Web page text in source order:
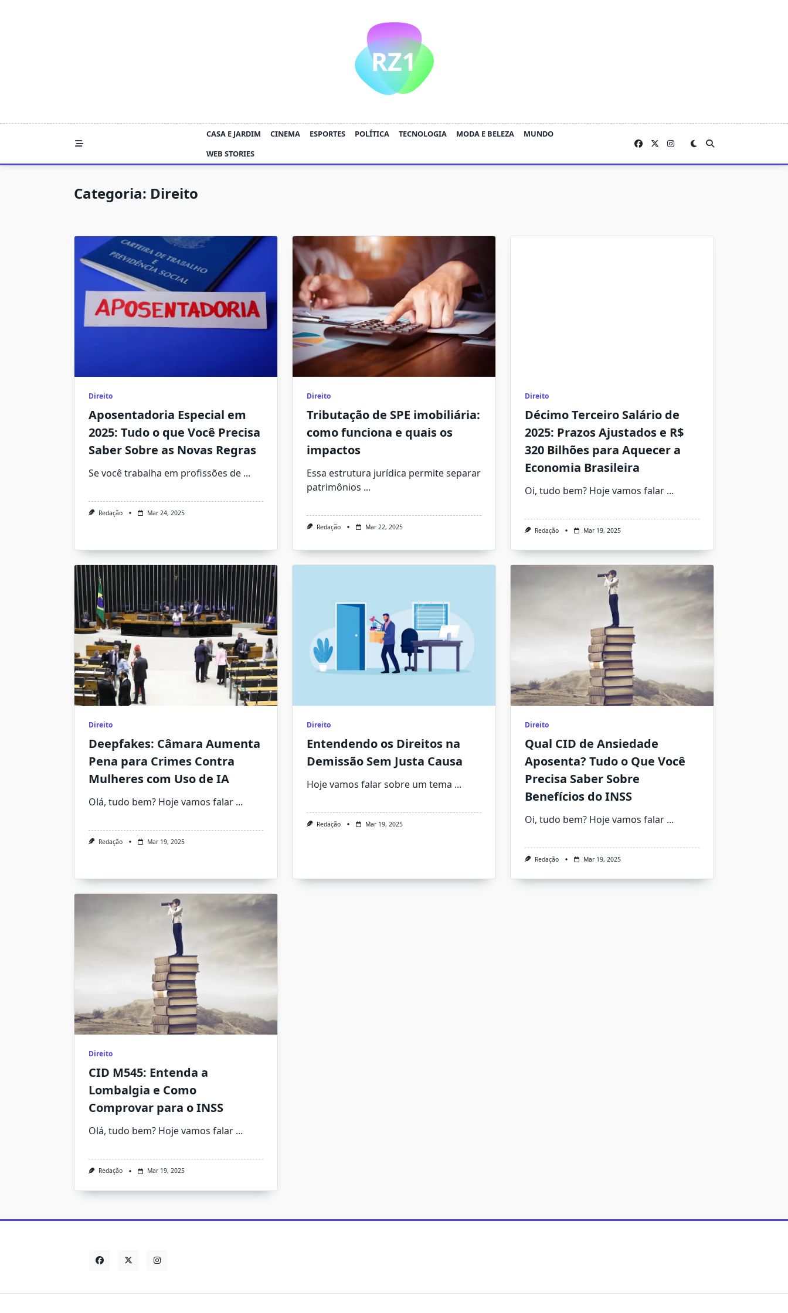
CASA E JARDIM CINEMA ESPORTES POLÍTICA TECNOLOGIA MODA E BELEZA
MUNDO
WEB STORIES
Categoria: Direito
Direito
Aposentadoria Especial em
2025: Tudo o que Você Precisa
Saber Sobre as Novas Regras
Se você trabalha em profissões de ...
Redação Mar 24, 2025
Direito
Tributação de SPE imobiliária:
como funciona e quais os
impactos
Essa estrutura jurídica permite separar
patrimônios ...
Redação Mar 22, 2025
Direito
Décimo Terceiro Salário de
2025: Prazos Ajustados e R$
320 Bilhões para Aquecer a
Economia Brasileira
Oi, tudo bem? Hoje vamos falar ...
Redação Mar 19, 2025
Direito
Deepfakes: Câmara Aumenta
Pena para Crimes Contra
Mulheres com Uso de IA
Olá, tudo bem? Hoje vamos falar ...
Redação Mar 19, 2025
Direito
Entendendo os Direitos na
Demissão Sem Justa Causa
Hoje vamos falar sobre um tema ...
Redação Mar 19, 2025
Direito
Qual CID de Ansiedade
Aposenta? Tudo o Que Você
Precisa Saber Sobre
Benefícios do INSS
Oi, tudo bem? Hoje vamos falar ...
Redação Mar 19, 2025
Direito
CID M545: Entenda a
Lombalgia e Como
Comprovar para o INSS
Olá, tudo bem? Hoje vamos falar ...
Redação Mar 19, 2025